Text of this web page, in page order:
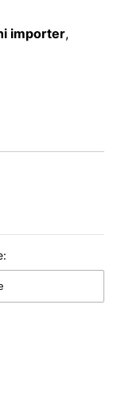
importer,